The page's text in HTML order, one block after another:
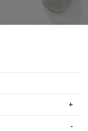
+
-